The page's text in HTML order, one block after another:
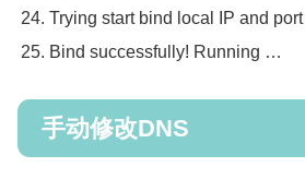
Trying start bind local IPand port
Bind successfully! Running …
手动修改DNS